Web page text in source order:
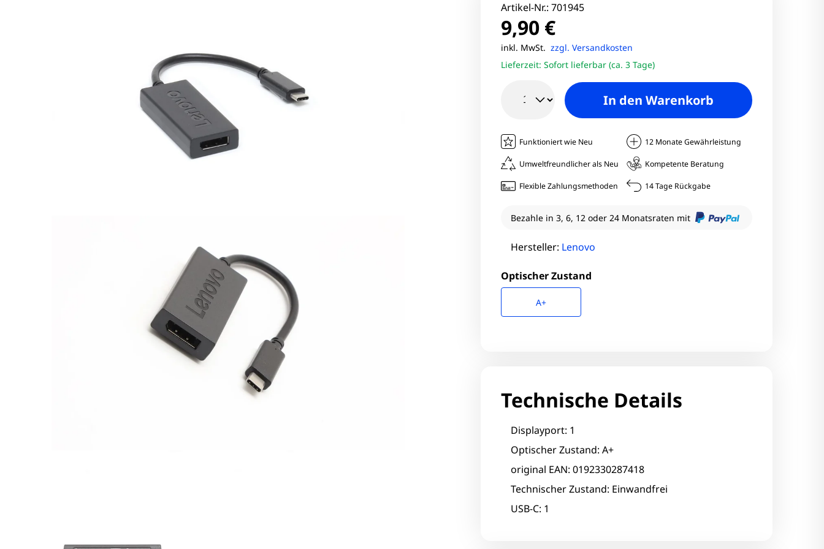
Fujitsu PCs
HP PCs
Lenovo PCs
Viewsonic Monitore
27 Zoll Monitore
Samsung Monitore
Artikel-Nr.: 701945
9,90 €
inkl. MwSt. zzgl. Versandkosten
Lieferzeit: Sofort lieferbar (ca. 3 Tage)
In den Warenkorb
Funktioniert wie Neu 12 Monate Gewährleistung
Umweltfreundlicher als Neu Kompetente Beratung
Flexible Zahlungsmethoden 14 Tage Rückgabe
Bezahle in 3, 6, 12 oder 24 Monatsraten mit
Hersteller: Lenovo
Optischer Zustand
A+
Technische Details
Displayport: 1
Optischer Zustand: A+
original EAN: 0192330287418
Technischer Zustand: Einwandfrei
USB-C: 1